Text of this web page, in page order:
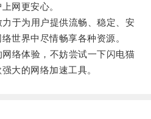
网更安心。
为用户提供流畅、稳定、安
世界中尽情畅享各种资源。
络体验，不妨尝试一下闪电猫
大的网络加速工具。